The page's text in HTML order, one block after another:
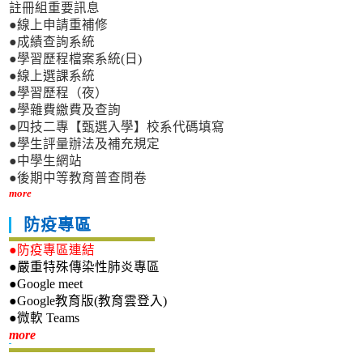
註冊組重要訊息
●線上申請重補修
●成績查詢系統
●學習歷程檔案系統(日)
●線上選課系統
●學習歷程（夜）
●學雜費繳費及查詢
●四技二專【甄選入學】校系代碼填寫
●學生評量辦法及補充規定
●中學生網站
●後期中等教育普查問卷
more
防疫專區
●防疫專區連結
●嚴重特殊傳染性肺炎專區
●Google meet
●Google教育版(教育雲登入)
●微軟 Teams
more新生專區